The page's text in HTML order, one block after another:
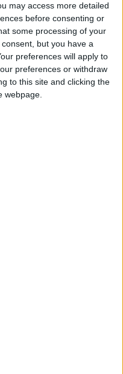
may access more detailed
before consenting or
some processing of your
but you have a
preferences will apply to
preferences or withdraw
to this site and clicking the
webpage.
una oferta diferent
en despolititzar part
informació se centri
el to polític”.
pas més cap a